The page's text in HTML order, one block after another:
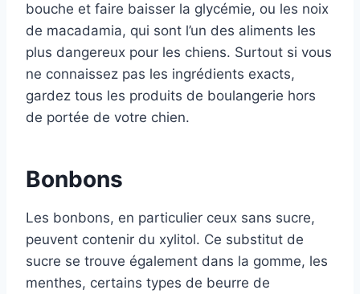
bouche et faire baisser la glycémie, ou les noix
de macadamia, qui sont l’un des aliments les
plus dangereux pour les chiens. Surtout si vous
ne connaissez pas les ingrédients exacts,
gardez tous les produits de boulangerie hors
de portée de votre chien.
Bonbons
Les bonbons, en particulier ceux sans sucre,
peuvent contenir du xylitol. Ce substitut de
sucre se trouve également dans la gomme, les
menthes, certains types de beurre de